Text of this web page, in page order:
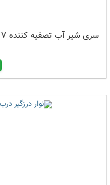
سری شیر آب تصفیه کننده 7 لایه